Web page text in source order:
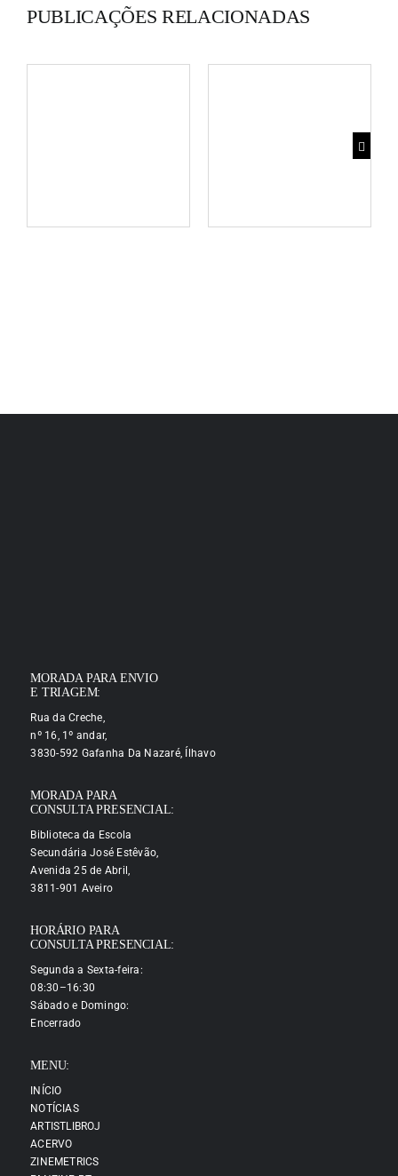
PUBLICAÇÕES RELACIONADAS
MORADA PARA ENVIO
E TRIAGEM:
Rua da Creche,
nº 16, 1º andar,
3830-592 Gafanha Da Nazaré, Ílhavo
MORADA PARA
CONSULTA PRESENCIAL:
Biblioteca da Escola
Secundária José Estêvão,
Avenida 25 de Abril,
3811-901 Aveiro
HORÁRIO PARA
CONSULTA PRESENCIAL:
Segunda a Sexta-feira:
08:30–16:30
Sábado e Domingo:
Encerrado
MENU:
INÍCIO
NOTÍCIAS
ARTISTLIBROJ
ACERVO
ZINEMETRICS